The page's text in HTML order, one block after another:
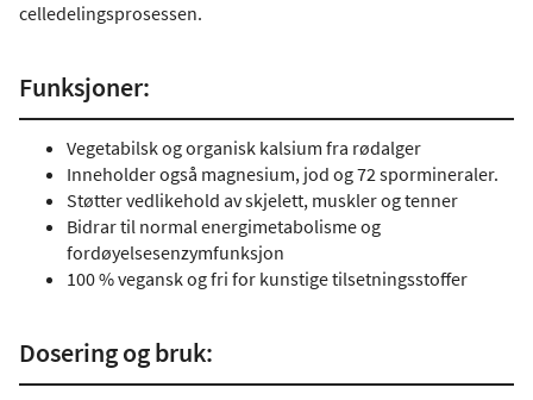
celledelingsprosessen.
Funksjoner:
Vegetabilsk og organisk kalsium fra rødalger
Inneholder også magnesium, jod og 72 spormineraler.
Støtter vedlikehold av skjelett, muskler og tenner
Bidrar til normal energimetabolisme og
fordøyelsesenzymfunksjon
100 % vegansk og fri for kunstige tilsetningsstoffer
Dosering og bruk: